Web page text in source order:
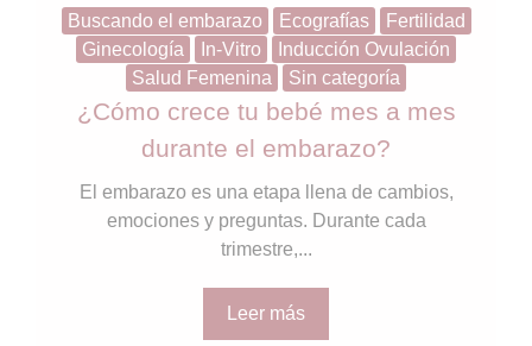
Buscando el embarazo Ecografías
Fertilidad
Ginecología
In-Vitro
Inducción Ovulación
Salud Femenina
Sin categoría
¿Cómo crece tu bebé mes a mes
durante el embarazo?
El embarazo es una etapa llena de cambios,
emociones y preguntas. Durante cada
trimestre,...
Leer más